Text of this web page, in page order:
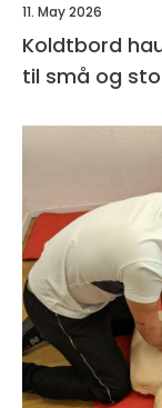
11. May 2026
Koldtbord haugesund slik
til små og